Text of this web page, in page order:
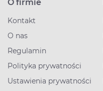
O firmie
Kontakt
O nas
Regulamin
Polityka prywatności
Ustawienia prywatności